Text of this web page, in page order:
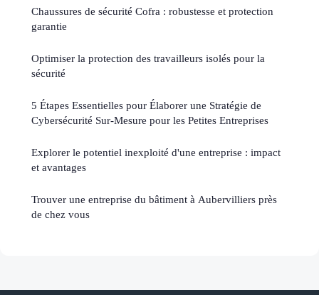
Chaussures de sécurité Cofra : robustesse et protection
garantie
Optimiser la protection des travailleurs isolés pour la
sécurité
5 Étapes Essentielles pour Élaborer une Stratégie de
Cybersécurité Sur-Mesure pour les Petites Entreprises
Explorer le potentiel inexploité d'une entreprise : impact
et avantages
Trouver une entreprise du bâtiment à Aubervilliers près
de chez vous